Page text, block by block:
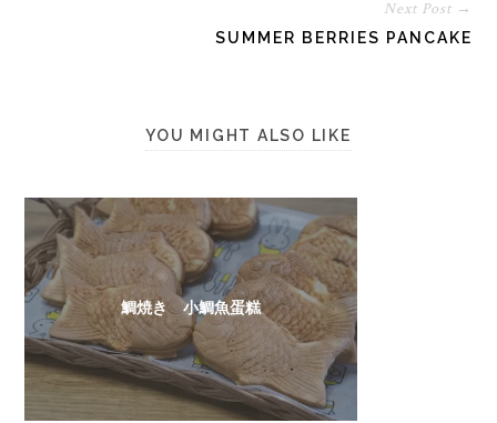
Next Post →
SUMMER BERRIES PANCAKE
YOU MIGHT ALSO LIKE
鯛焼き 小鯛魚蛋糕